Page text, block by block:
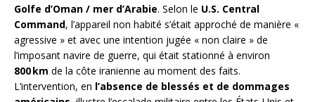
Golfe d’Oman / mer d’Arabie. Selon le U.S. Central
Command, l’appareil non habité s’était approché de manière «
agressive » et avec une intention jugée « non claire » de
l’imposant navire de guerre, qui était stationné à environ
800 km de la côte iranienne au moment des faits.
L’intervention, en l’absence de blessés et de dommages